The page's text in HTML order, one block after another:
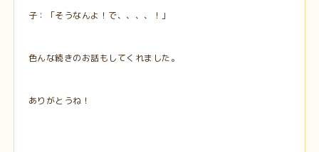
子：「そうなんよ！で、、、、！」
色んな続きのお話もしてくれました。
ありがとうね！